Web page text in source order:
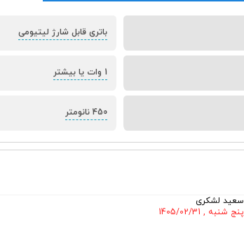
باتری قابل شارژ لیتیومی
1 وات یا بیشتر
450 نانومتر
سعید لشکری
پنج شنبه , 1405/02/31